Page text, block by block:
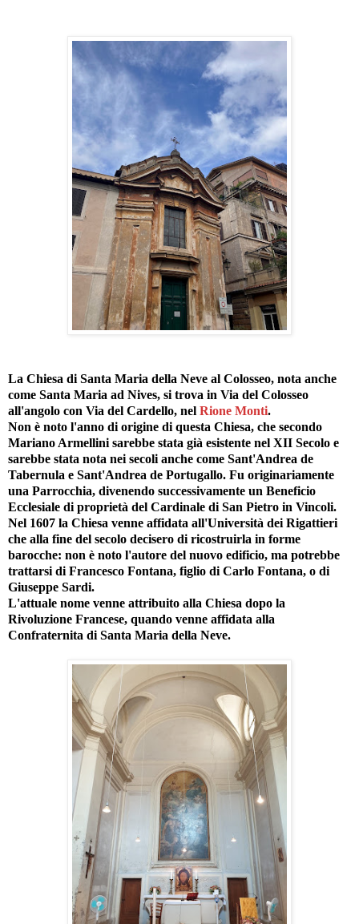
La Chiesa di Santa Maria della Neve al Colosseo, nota anche
come Santa Maria ad Nives, si trova in Via del Colosseo
all'angolo con Via del Cardello, nel Rione Monti.
Non è noto l'anno di origine di questa Chiesa, che secondo
Mariano Armellini sarebbe stata già esistente nel XII Secolo e
sarebbe stata nota nei secoli anche come Sant'Andrea de
Tabernula e Sant'Andrea de Portugallo. Fu originariamente
una Parrocchia, divenendo successivamente un Beneficio
Ecclesiale di proprietà del Cardinale di San Pietro in Vincoli.
Nel 1607 la Chiesa venne affidata all'Università dei Rigattieri
che alla fine del secolo decisero di ricostruirla in forme
barocche: non è noto l'autore del nuovo edificio, ma potrebbe
trattarsi di Francesco Fontana, figlio di Carlo Fontana, o di
Giuseppe Sardi.
L'attuale nome venne attribuito alla Chiesa dopo la
Rivoluzione Francese, quando venne affidata alla
Confraternita di Santa Maria della Neve.